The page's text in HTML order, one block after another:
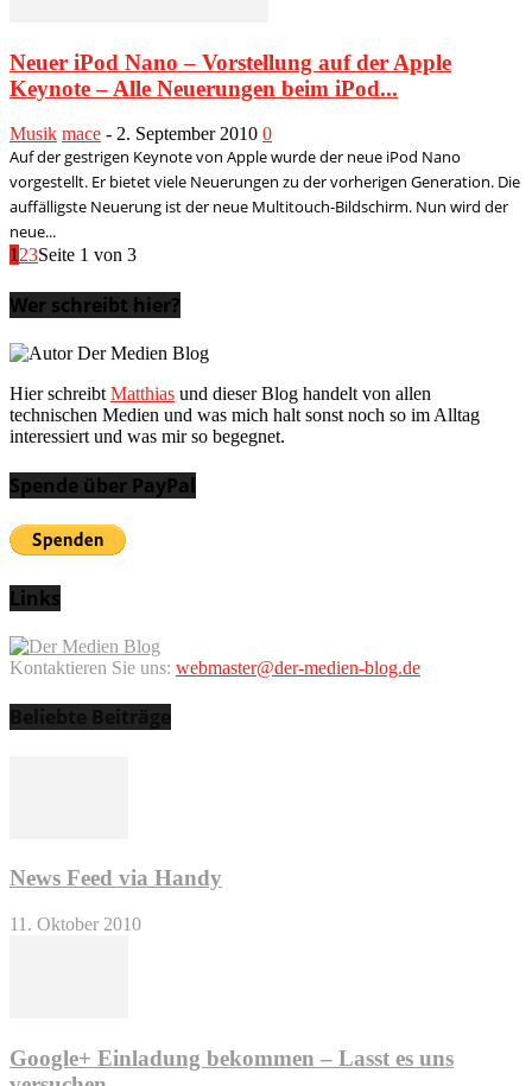
Neuer iPod Nano – Vorstellung auf der Apple
Keynote – Alle Neuerungen beim iPod...
Musik mace - 2. September 2010 0
Auf der gestrigen Keynote von Apple wurde der neue iPod Nano
vorgestellt. Er bietet viele Neuerungen zu der vorherigen Generation. Die
auffälligste Neuerung ist der neue Multitouch-Bildschirm. Nun wird der
neue...
123Seite 1 von 3
Wer schreibt hier?
Hier schreibt Matthias und dieser Blog handelt von allen
technischen Medien und was mich halt sonst noch so im Alltag
interessiert und was mir so begegnet.
Spende über PayPal
Links
Kontaktieren Sie uns: webmaster@der-medien-blog.de
Beliebte Beiträge
News Feed via Handy
11. Oktober 2010
Google+ Einladung bekommen – Lasst es uns